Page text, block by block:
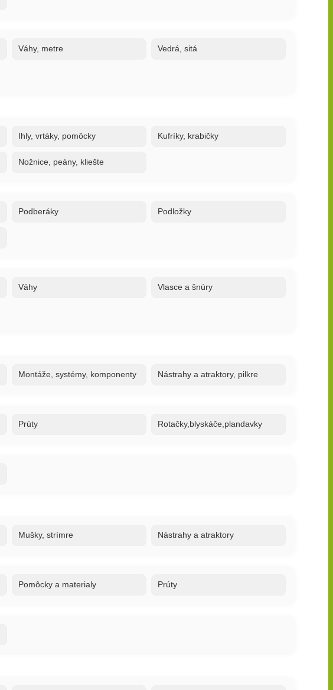
Váhy, metre Vedrá, sitá
Ihly, vrtáky, pomôcky Kufríky, krabičky
Nožnice, peány, kliešte
Podberáky Podložky
Váhy Vlasce a šnúry
Montáže, systémy, komponenty Nástrahy a atraktory, pilkre
Prúty Rotačky,blyskáče,plandavky
Mušky, strímre Nástrahy a atraktory
Pomôcky a materialy Prúty